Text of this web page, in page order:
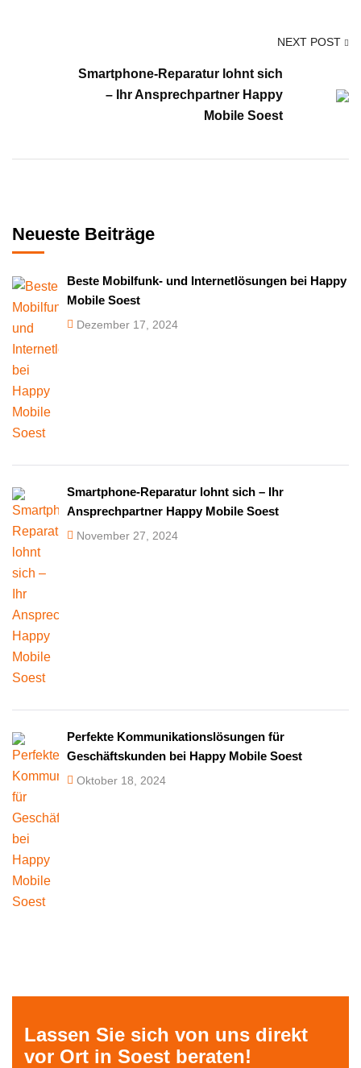
NEXT POST
Smartphone-Reparatur lohnt sich
– Ihr Ansprechpartner Happy
Mobile Soest
Neueste Beiträge
Beste Mobilfunk- und Internetlösungen bei Happy
Mobile Soest
Dezember 17, 2024
Smartphone-Reparatur lohnt sich – Ihr
Ansprechpartner Happy Mobile Soest
November 27, 2024
Perfekte Kommunikationslösungen für
Geschäftskunden bei Happy Mobile Soest
Oktober 18, 2024
Lassen Sie sich von uns direkt
vor Ort in Soest beraten!